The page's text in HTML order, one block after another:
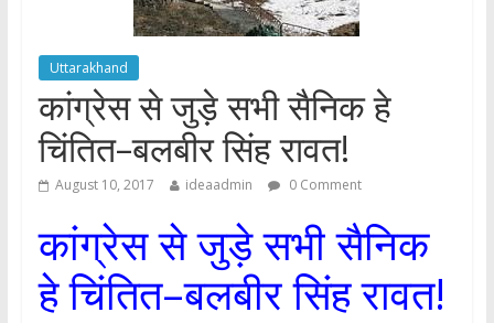
Uttarakhand
कांग्रेस से जुड़े सभी सैनिक हे
चिंतित–बलबीर सिंह रावत!
August 10, 2017 ideaadmin 0 Comment
कांग्रेस से जुड़े सभी सैनिक
हे चिंतित–बलबीर सिंह रावत!